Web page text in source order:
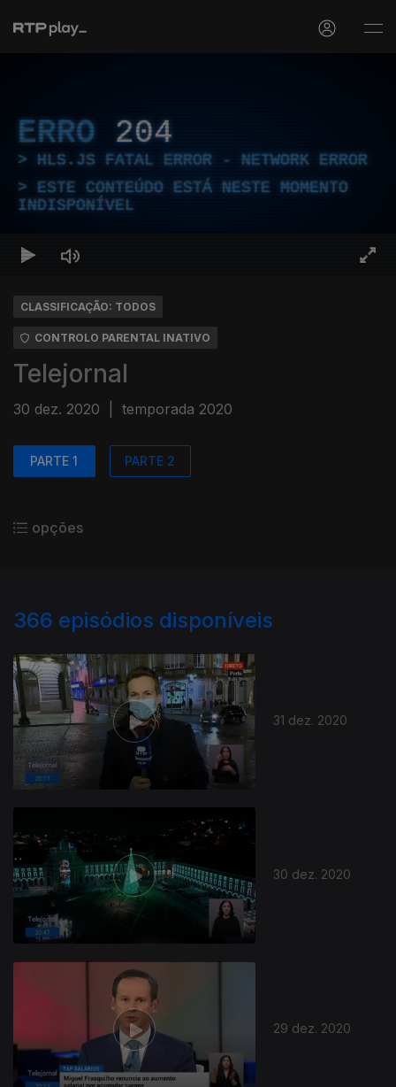
ERRO 204
HLS.JS FATAL ERROR - NETWORK ERROR
ESTE CONTEÚDO ESTÁ NESTE MOMENTO
INDISPONÍVEL
CLASSIFICAÇÃO: TODOS
CONTROLO PARENTAL INATIVO
Telejornal
30 dez. 2020 temporada 2020
PARTE 1 PARTE 2
opções
366 episódios disponíveis
31 dez. 2020
30 dez. 2020
29 dez. 2020